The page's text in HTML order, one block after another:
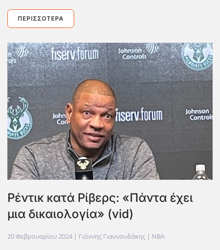
ΠΕΡΙΣΣΌΤΕΡΑ
Ρέντικ κατά Ρίβερς: «Πάντα έχει
μια δικαιολογία» (vid)
20 Φεβρουαρίου 2024 | Γιάννης Γιαννουδάκης | NBA